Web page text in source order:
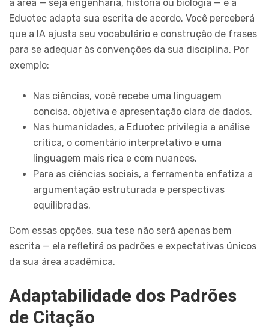
a área — seja engenharia, história ou biologia — e a
Eduotec adapta sua escrita de acordo. Você perceberá
que a IA ajusta seu vocabulário e construção de frases
para se adequar às convenções da sua disciplina. Por
exemplo:
Nas ciências, você recebe uma linguagem
concisa, objetiva e apresentação clara de dados.
Nas humanidades, a Eduotec privilegia a análise
crítica, o comentário interpretativo e uma
linguagem mais rica e com nuances.
Para as ciências sociais, a ferramenta enfatiza a
argumentação estruturada e perspectivas
equilibradas.
Com essas opções, sua tese não será apenas bem
escrita — ela refletirá os padrões e expectativas únicos
da sua área acadêmica.
Adaptabilidade dos Padrões
de Citação